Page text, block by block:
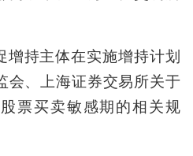
增持主体在实施增持计划
会、上海证券交易所关于
票买卖敏感期的相关规